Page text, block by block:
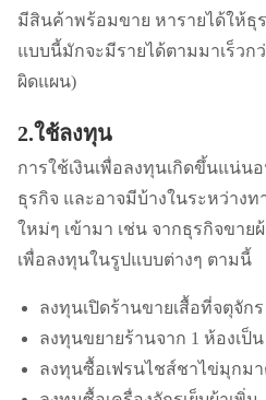
มีสินค้าพร้อมขาย หารายได้ให้ธุ
แบบนี้มักจะมีรายได้ตามมาเร็วก
ผิดแผน)
2.ใช้ลงทุน
การใช้เงินเพื่อลงทุนเกิดขึ้นแน่น
ธุรกิจ และอาจมีบ้างในระหว่าง
ใหม่ๆ เข้ามา เช่น จากธุรกิจขาย
เพื่อลงทุนในรูปแบบต่างๆ ตามนี้
ลงทุนเปิดร้านขายเสื้อที่จตุจักร
ลงทุนขยายร้านจาก 1 ห้องเป็น
ลงทุนซื้อเฟรนไชส์ชาไข่มุกม